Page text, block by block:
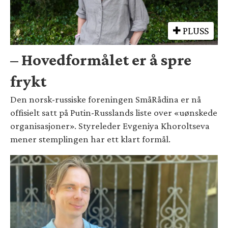
PLUSS
– Hovedformålet er å spre
frykt
Den norsk-russiske foreningen SmåRådina er nå
offisielt satt på Putin-Russlands liste over «uønskede
organisasjoner». Styreleder Evgeniya Khoroltseva
mener stemplingen har ett klart formål.